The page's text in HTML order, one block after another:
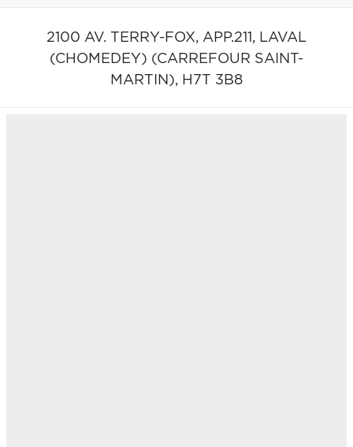
2100 AV. TERRY-FOX, APP.211, LAVAL
(CHOMEDEY) (CARREFOUR SAINT-
MARTIN), H7T 3B8